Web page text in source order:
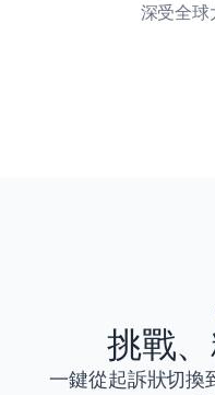
深受全球
挑戰
一鍵從起訴狀切換